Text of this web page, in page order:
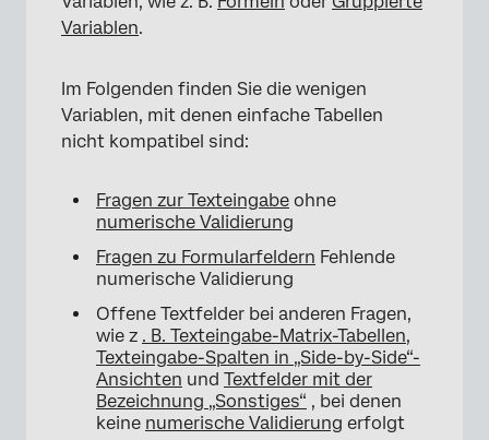
Variablen.
Im Folgenden finden Sie die wenigen
Variablen, mit denen einfache Tabellen
nicht kompatibel sind:
Fragen zur Texteingabe ohne
numerische Validierung
Fragen zu Formularfeldern Fehlende
numerische Validierung
Offene Textfelder bei anderen Fragen,
wie z . B. Texteingabe-Matrix-Tabellen,
Texteingabe-Spalten in „Side-by-Side“-
Ansichten und Textfelder mit der
Bezeichnung „Sonstiges“ , bei denen
keine numerische Validierung erfolgt